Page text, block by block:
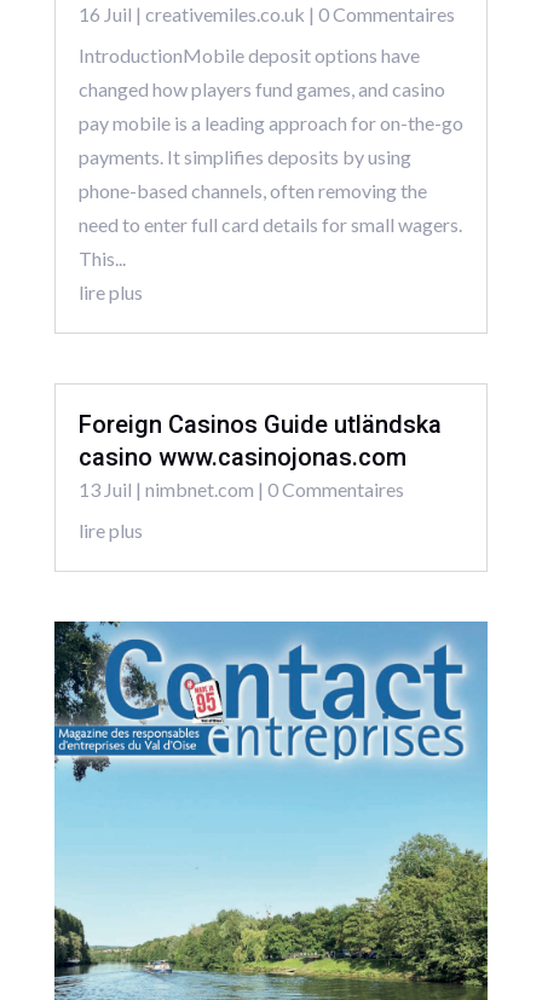
16 Juil | creativemiles.co.uk | 0 Commentaires
IntroductionMobile deposit options have
changed how players fund games, and casino
pay mobile is a leading approach for on-the-go
payments. It simplifies deposits by using
phone-based channels, often removing the
need to enter full card details for small wagers.
This...
lire plus
Foreign Casinos Guide utländska
casino www.casinojonas.com
13 Juil | nimbnet.com | 0 Commentaires
lire plus